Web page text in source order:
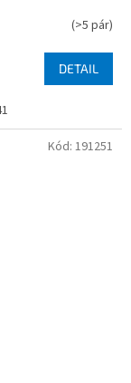
(>5 pár)
DETAIL
Kód: 191251